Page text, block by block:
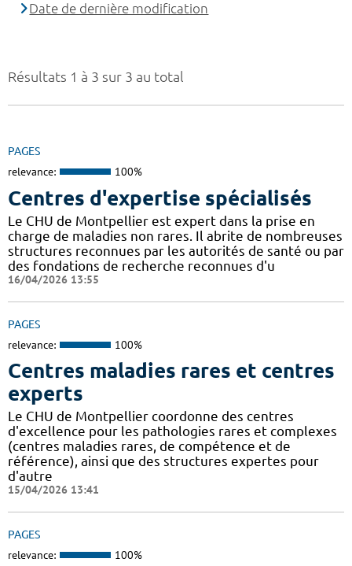
Résultats 1 à 3 sur 3 au total
PAGES
relevance: 100%
Centres d'expertise spécialisés
Le CHU de Montpellier est expert dans la prise en
charge de maladies non rares. Il abrite de nombreuses
structures reconnues par les autorités de santé ou par
des fondations de recherche reconnues d'u
16/04/2026 13:55
PAGES
relevance: 100%
Centres maladies rares et centres
experts
Le CHU de Montpellier coordonne des centres
d'excellence pour les pathologies rares et complexes
(centres maladies rares, de compétence et de
référence), ainsi que des structures expertes pour
d'autre
15/04/2026 13:41
PAGES
relevance: 100%
Date de dernière modification